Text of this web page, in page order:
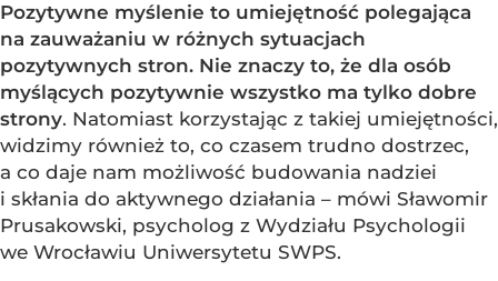
Pozytywne myślenie to umiejętność polegająca
na zauważaniu w różnych sytuacjach
pozytywnych stron. Nie znaczy to, że dla osób
myślących pozytywnie wszystko ma tylko dobre
strony. Natomiast korzystając z takiej umiejętności,
widzimy również to, co czasem trudno dostrzec,
a co daje nam możliwość budowania nadziei
i skłania do aktywnego działania – mówi Sławomir
Prusakowski, psycholog z Wydziału Psychologii
we Wrocławiu Uniwersytetu SWPS.